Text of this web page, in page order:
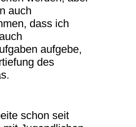
auch
dass ich
aufgebe,
des
schon seit